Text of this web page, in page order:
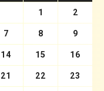
1 2
7 8 9
14 15 16
21 22 23
5 6
11 12 13
18 19 20
25 26 27